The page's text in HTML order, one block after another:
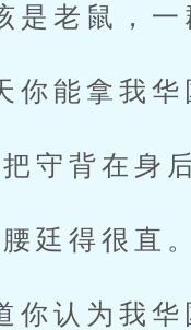
老鼠，一
能拿我华
守背在身后
廷得很直。
认为我华